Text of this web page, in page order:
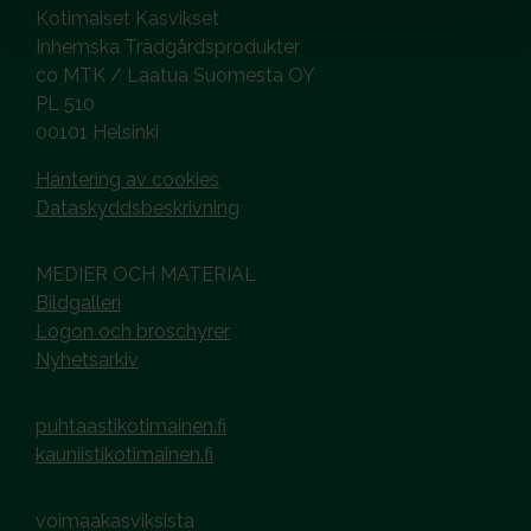
Kotimaiset Kasvikset
Inhemska Trädgårdsprodukter
co MTK / Laatua Suomesta OY
PL 510
00101 Helsinki
Hantering av cookies
Dataskyddsbeskrivning
MEDIER OCH MATERIAL
Bildgalleri
Logon och broschyrer
Nyhetsarkiv
puhtaastikotimainen.fi
kauniistikotimainen.fi
voimaakasviksista